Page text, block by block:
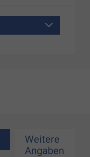
Weitere
Angaben